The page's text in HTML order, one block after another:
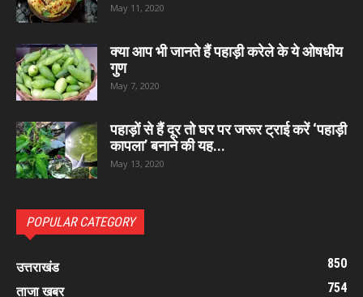
May 11, 2020
क्या आप भी जानते हैं पहाड़ी करेले के ये ओषधीय
गुण
May 7, 2020
पहाड़ों से हैं दूर तो घर पर जरूर ट्राई करें ‘पहाड़ी
कापला’ बनाने की यह...
May 13, 2020
POPULAR CATEGORY
उत्तराखंड
850
ताजा खबर
754